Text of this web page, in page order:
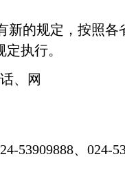
新的规定，按照各
执行。
、网
53909888、024-